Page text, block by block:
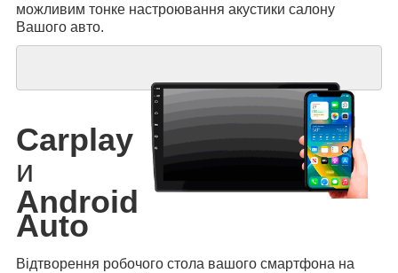
можливим тонке настроювання акустики салону
Вашого авто.
Carplay
и
Android
Auto
Відтворення робочого стола вашого смартфона на